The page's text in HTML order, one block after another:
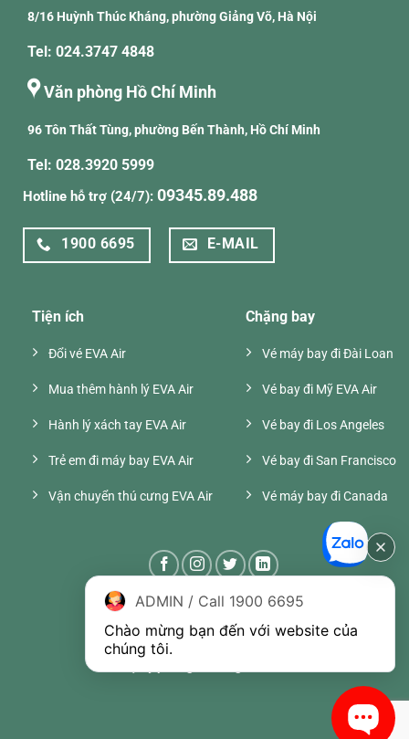
8/16 Huỳnh Thúc Kháng, phường Giảng Võ, Hà Nội
Tel: 024.3747 4848
Văn phòng Hồ Chí Minh
96 Tôn Thất Tùng, phường Bến Thành, Hồ Chí Minh
Tel: 028.3920 5999
Hotline hỗ trợ (24/7): 09345.89.488
1900 6695 E-MAIL
Tiện ích
Đổi vé EVA Air
Mua thêm hành lý EVA Air
Hành lý xách tay EVA Air
Trẻ em đi máy bay EVA Air
Vận chuyển thú cưng EVA Air
Chặng bay
Vé máy bay đi Đài Loan
Vé bay đi Mỹ EVA Air
Vé bay đi Los Angeles
Vé bay đi San Francisco
Vé máy bay đi Canada
ADMIN / Call 1900 6695
Chào mừng bạn đến với website của
chúng tôi.